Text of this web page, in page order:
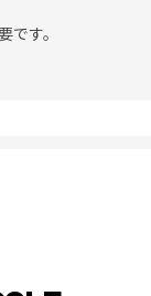
です。